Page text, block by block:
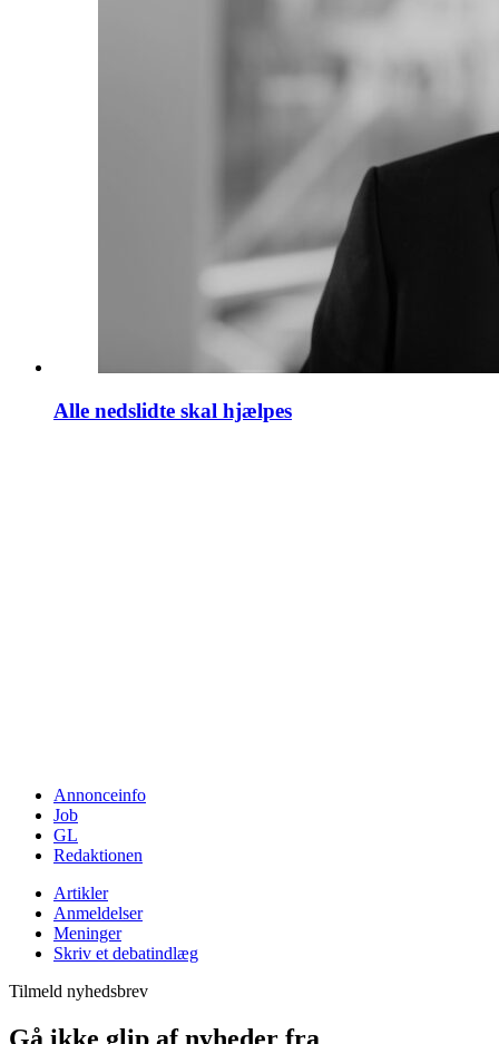
Alle nedslidte skal hjælpes
Annonceinfo
Job
GL
Redaktionen
Artikler
Anmeldelser
Meninger
Skriv et debatindlæg
Tilmeld nyhedsbrev